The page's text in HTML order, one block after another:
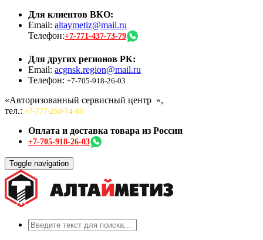
Для клиентов ВКО:
Email: altaymetiz@mail.ru
Телефон:+7-771-437-73-79
Для других регионов РК:
Email: acgnsk.region@mail.ru
Телефон: +7-705-918-26-03
«Авторизованный сервисный центр »,
тел.: +7-777-250-74-85
Оплата и доставка товара из России
+7-705-918-26-03
Toggle navigation